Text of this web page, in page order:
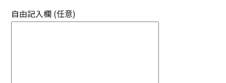
自由記入欄 (任意)